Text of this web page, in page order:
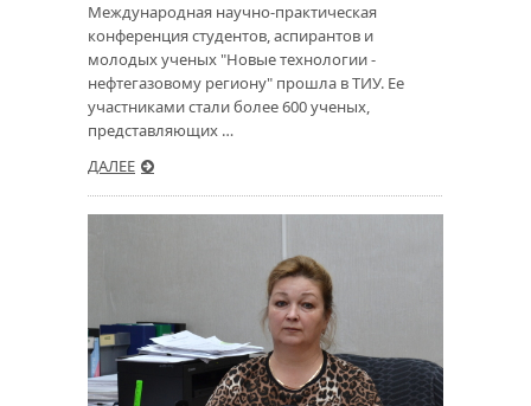
Международная научно-практическая
конференция студентов, аспирантов и
молодых ученых "Новые технологии -
нефтегазовому региону" прошла в ТИУ. Ее
участниками стали более 600 ученых,
представляющих …
ДАЛЕЕ